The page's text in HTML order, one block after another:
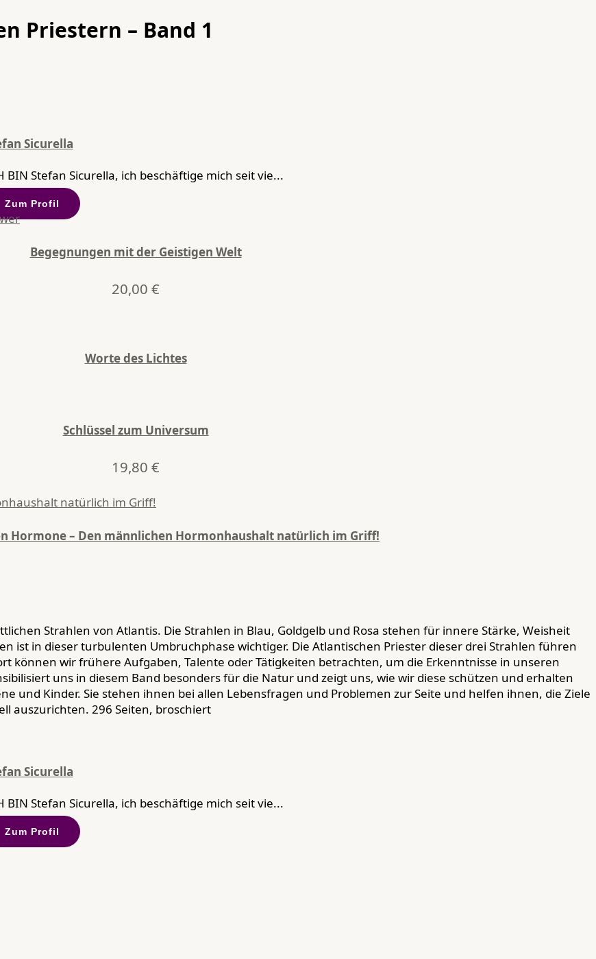
Priestern – Band 1
Sicurella
BIN Stefan Sicurella, ich beschäftige mich seit vie...
Zum Profil
Begegnungen mit der Geistigen Welt
20,00 €
Worte des Lichtes
Schlüssel zum Universum
19,80 €
Hormone – Den männlichen Hormonhaushalt natürlich im Griff!
Strahlen von Atlantis. Die Strahlen in Blau, Goldgelb und Rosa stehen für innere Stärke, Weisheit
ist in dieser turbulenten Umbruchphase wichtiger. Die Atlantischen Priester dieser drei Strahlen führen
können wir frühere Aufgaben, Talente oder Tätigkeiten betrachten, um die Erkenntnisse in unseren
uns in diesem Band besonders für die Natur und zeigt uns, wie wir diese schützen und erhalten
und Kinder. Sie stehen ihnen bei allen Lebensfragen und Problemen zur Seite und helfen ihnen, die Ziele
auszurichten. 296 Seiten, broschiert
Sicurella
BIN Stefan Sicurella, ich beschäftige mich seit vie...
Zum Profil